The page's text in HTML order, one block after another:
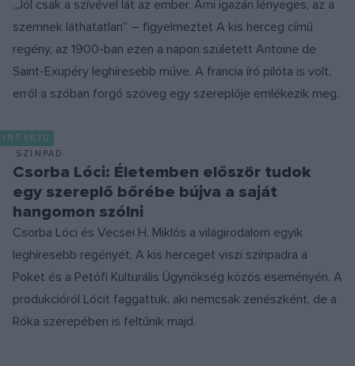
„Jól csak a szívével lát az ember. Ami igazán lényeges, az a
szemnek láthatatlan” – figyelmeztet A kis herceg című
regény, az 1900-ban ezen a napon született Antoine de
Saint-Exupéry leghíresebb műve. A francia író pilóta is volt,
erről a szóban forgó szöveg egy szereplője emlékezik meg.
INTERJÚ
SZÍNPAD
Csorba Lóci: Életemben először tudok
egy szereplő bőrébe bújva a saját
hangomon szólni
Csorba Lóci és Vecsei H. Miklós a világirodalom egyik
leghíresebb regényét, A kis herceget viszi színpadra a
Poket és a Petőfi Kulturális Ügynökség közös eseményén. A
produkcióról Lócit faggattuk, aki nemcsak zenészként, de a
Róka szerepében is feltűnik majd.